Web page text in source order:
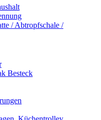
/ Abtropfschale /
Besteck